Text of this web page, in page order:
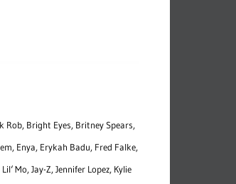
Rob, Bright Eyes, Britney Spears,
Enya, Erykah Badu, Fred Falke,
Mo, Jay-Z, Jennifer Lopez, Kylie